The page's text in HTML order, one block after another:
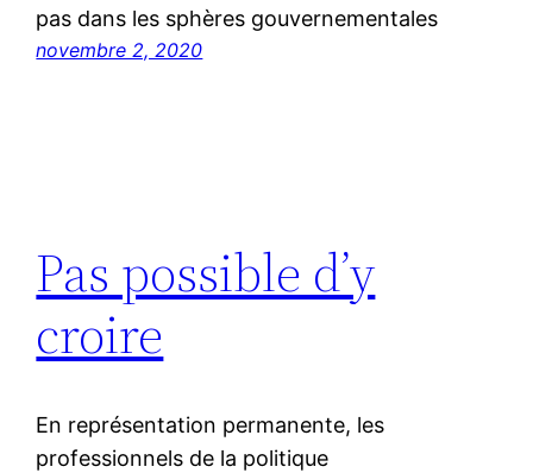
pas dans les sphères gouvernementales
novembre 2, 2020
Pas possible d’y
croire
En représentation permanente, les
professionnels de la politique